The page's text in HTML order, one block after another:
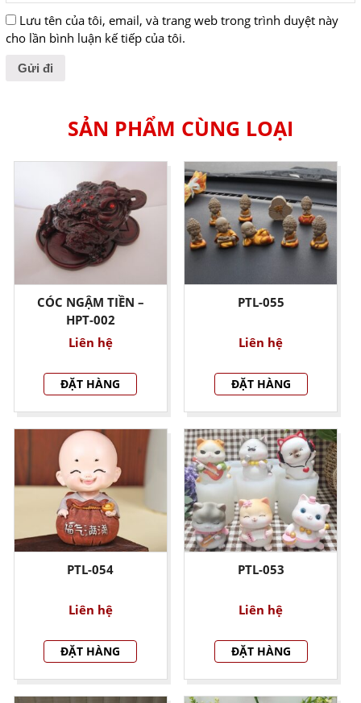
Lưu tên của tôi, email, và trang web trong trình duyệt này
cho lần bình luận kế tiếp của tôi.
SẢN PHẨM CÙNG LOẠI
CÓC NGẬM TIỀN –
HPT-002
Liên hệ
ĐẶT HÀNG
PTL-055
Liên hệ
ĐẶT HÀNG
PTL-054
Liên hệ
ĐẶT HÀNG
PTL-053
Liên hệ
ĐẶT HÀNG